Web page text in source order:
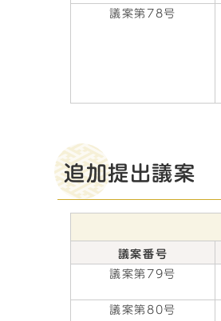
議案第78号
追加提出議案
議案番号
議案第79号
議案第80号